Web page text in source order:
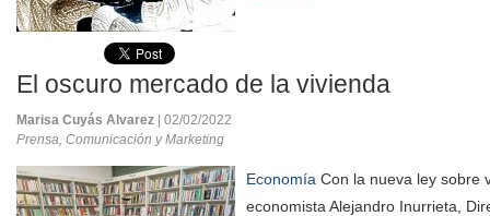
El oscuro mercado de la vivienda
Marisa Cuyás Alvarez
| 02/02/2022
Prensa, Comunicación y Marketing
Economía Con la nueva ley sobre
economista Alejandro Inurrieta,